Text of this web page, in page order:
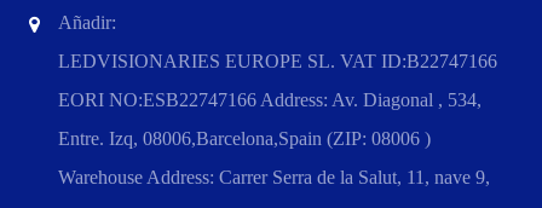
Añadir:
LEDVISIONARIES EUROPE SL. VAT ID:B22747166
EORI NO:ESB22747166 Address: Av. Diagonal , 534,
Entre. Izq, 08006,Barcelona,Spain (ZIP: 08006 )
Warehouse Address: Carrer Serra de la Salut, 11, nave 9,